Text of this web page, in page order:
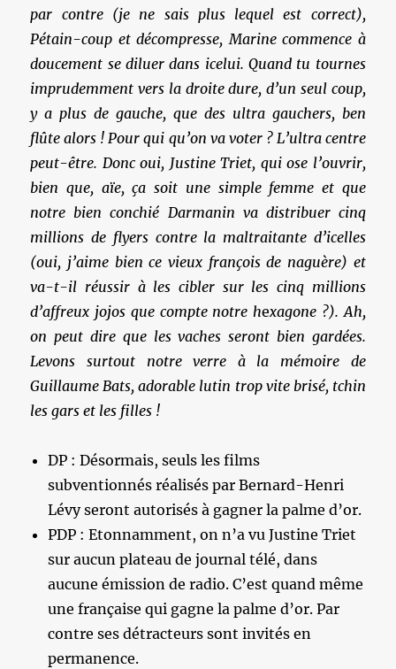
par contre (je ne sais plus lequel est correct),
Pétain-coup et décompresse, Marine commence à
doucement se diluer dans icelui. Quand tu tournes
imprudemment vers la droite dure, d’un seul coup,
y a plus de gauche, que des ultra gauchers, ben
flûte alors ! Pour qui qu’on va voter ? L’ultra centre
peut-être. Donc oui, Justine Triet, qui ose l’ouvrir,
bien que, aïe, ça soit une simple femme et que
notre bien conchié Darmanin va distribuer cinq
millions de flyers contre la maltraitante d’icelles
(oui, j’aime bien ce vieux françois de naguère) et
va-t-il réussir à les cibler sur les cinq millions
d’affreux jojos que compte notre hexagone ?). Ah,
on peut dire que les vaches seront bien gardées.
Levons surtout notre verre à la mémoire de
Guillaume Bats, adorable lutin trop vite brisé, tchin
les gars et les filles !
DP : Désormais, seuls les films
subventionnés réalisés par Bernard-Henri
Lévy seront autorisés à gagner la palme d’or.
PDP : Etonnamment, on n’a vu Justine Triet
sur aucun plateau de journal télé, dans
aucune émission de radio. C’est quand même
une française qui gagne la palme d’or. Par
contre ses détracteurs sont invités en
permanence.